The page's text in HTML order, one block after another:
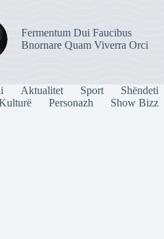
Fermentum Dui Faucibus
Bnornare Quam Viverra Orci
Aktualitet Sport
Shëndeti
Personazh Show Bizz